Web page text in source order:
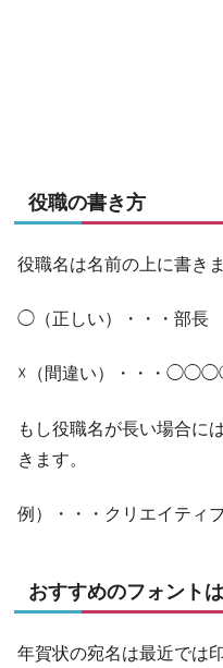
役職の書き方
役職名は名前の上に書きま
◯（正しい）・・・部
☓（間違い）・・・
もし役職名が長い場合に
きます。
例）・・・クリエイティ
おすすめのフォント
年賀状の宛名は最近では